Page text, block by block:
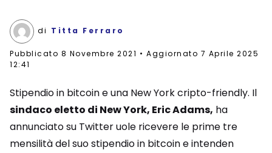
di Titta Ferraro
Pubblicato 8 Novembre 2021
Aggiornato 7 Aprile 2025
12:41
Stipendio in bitcoin e una New York cripto-friendly. Il
sindaco eletto di New York, Eric Adams, ha
annunciato su Twitter uole ricevere le prime tre
mensilità del suo stipendio in bitcoin e intenden